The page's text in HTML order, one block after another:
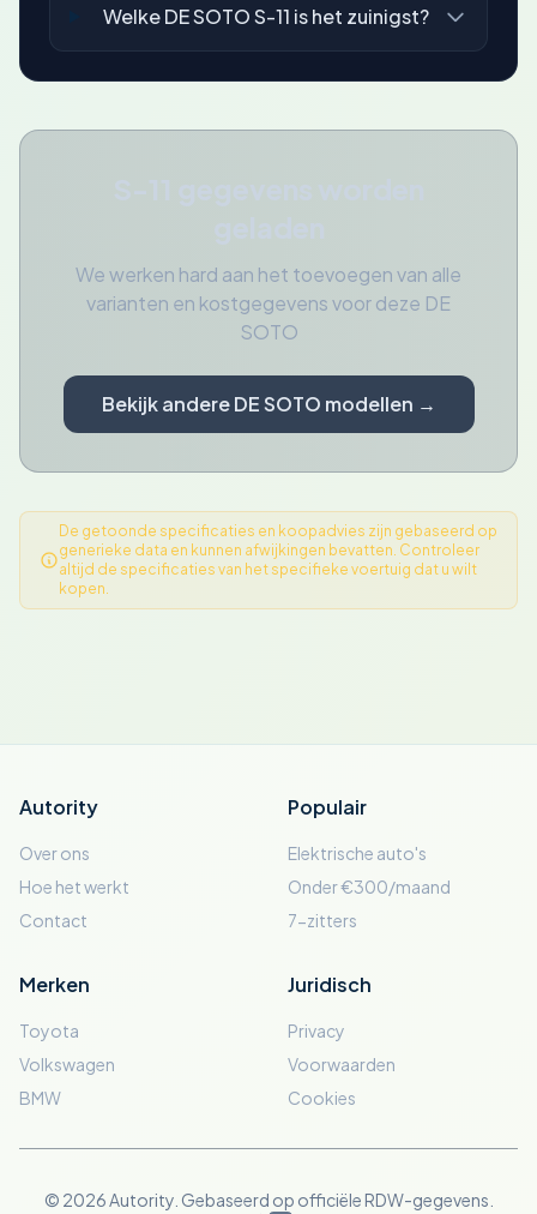
Welke DE SOTO S-11 is het zuinigst?
We werken hard aan het toevoegen van alle
varianten en kostgegevens voor deze DE
SOTO
Bekijk andere DE SOTO modellen →
De getoonde specificaties en koopadvies zijn gebaseerd op
generieke data en kunnen afwijkingen bevatten. Controleer
altijd de specificaties van het specifieke voertuig dat u wilt
kopen.
Autority
Over ons
Hoe het werkt
Contact
Populair
Elektrische auto's
Onder €300/maand
7-zitters
Merken
Toyota
Volkswagen
BMW
Juridisch
Privacy
Voorwaarden
Cookies
© 2026 Autority. Gebaseerd op officiële RDW-gegevens.